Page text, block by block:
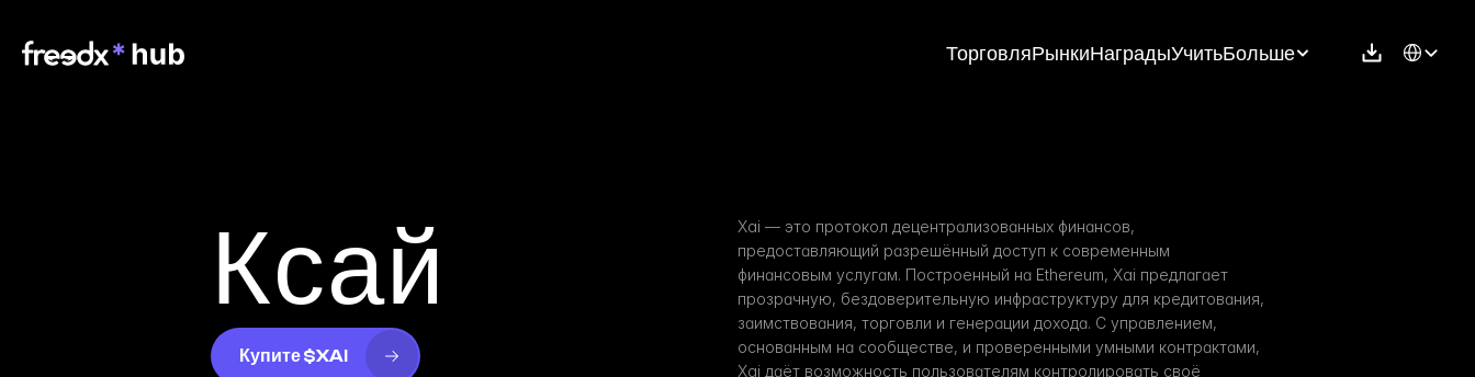
ТорговляРынкиНаградыУчитьБольше Select
Ксай
Купите $XAI
Xai — это протокол децентрализованных финансов,
предоставляющий разрешённый доступ к современным
финансовым услугам. Построенный на Ethereum, Xai предлагает
прозрачную, бездоверительную инфраструктуру для кредитования,
заимствования, торговли и генерации дохода. С управлением,
основанным на сообществе, и проверенными умными контрактами,
Xai даёт возможность пользователям контролировать своё